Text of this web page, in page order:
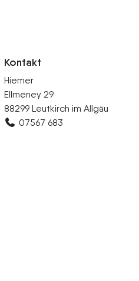
Kontakt
Hiemer
Ellmeney 29
88299 Leutkirch im Allgäu
07567 683